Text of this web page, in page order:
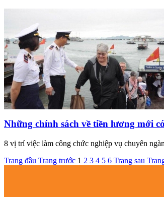
Những chính sách về tiền lương mới
8 vị trí việc làm công chức nghiệp vụ chuyên
Trang đầu Trang trước 1 2 3 4 5 6 Trang sau